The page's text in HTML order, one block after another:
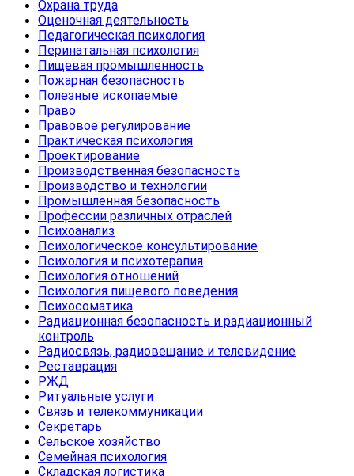
Охрана труда
Оценочная деятельность
Педагогическая психология
Перинатальная психология
Пищевая промышленность
Пожарная безопасность
Полезные ископаемые
Право
Правовое регулирование
Практическая психология
Проектирование
Производственная безопасность
Производство и технологии
Промышленная безопасность
Профессии различных отраслей
Психоанализ
Психологическое консультирование
Психология и психотерапия
Психология отношений
Психология пищевого поведения
Психосоматика
Радиационная безопасность и радиационный
контроль
Радиосвязь, радиовещание и телевидение
Реставрация
РЖД
Ритуальные услуги
Связь и телекоммуникации
Секретарь
Сельское хозяйство
Семейная психология
Складская логистика